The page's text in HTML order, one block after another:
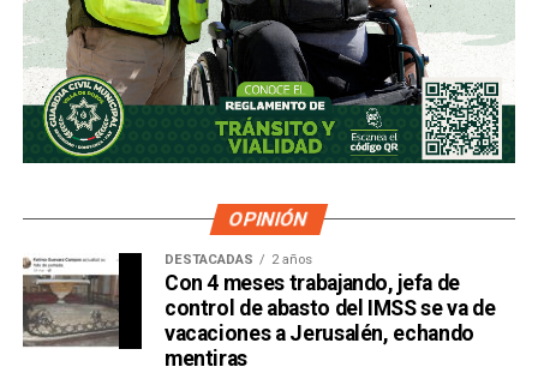
OPINIÓN
DESTACADAS 2 años
Con 4 meses trabajando, jefa de
control de abasto del IMSS se va de
vacaciones a Jerusalén, echando
mentiras